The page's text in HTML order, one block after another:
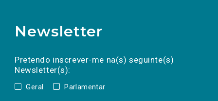
Newsletter
Pretendo inscrever-me na(s) seguinte(s)
Newsletter(s):
Geral Parlamentar
a(s) newsletter(s).
mail